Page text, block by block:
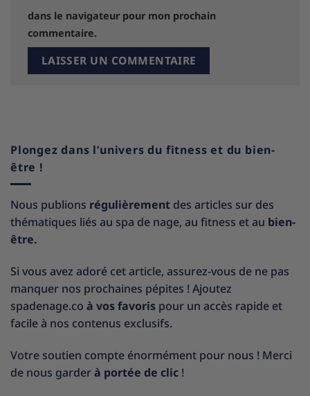
dans le navigateur pour mon prochain
commentaire.
Plongez dans l’univers du fitness et du bien-
être !
Nous publions régulièrement des articles sur des
thématiques liés au spa de nage, au fitness et au bien-
être.
Si vous avez adoré cet article, assurez-vous de ne pas
manquer nos prochaines pépites ! Ajoutez
spadenage.co à vos favoris pour un accès rapide et
facile à nos contenus exclusifs.
Votre soutien compte énormément pour nous ! Merci
de nous garderà portée de clic !